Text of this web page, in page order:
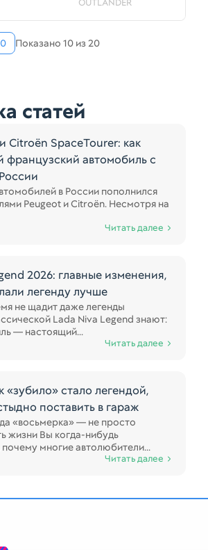
4B12/3.0
OUTLANDER
Показано 10 из 20
статей
Citroën SpaceTourer: как
французский автомобиль с
в России пополнился
Peugeot и Citroën. Несмотря на
Читать далее
2026: главные изменения,
легенду лучше
не щадит даже легенды
Lada Niva Legend знают:
— настоящий...
Читать далее
«зубило» стало легендой,
поставить в гараж
«восьмерка» — не просто
жизни Вы когда-нибудь
многие автолюбители...
Читать далее